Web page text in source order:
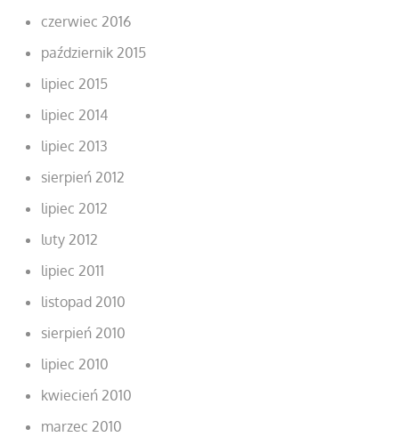
czerwiec 2016
październik 2015
lipiec 2015
lipiec 2014
lipiec 2013
sierpień 2012
lipiec 2012
luty 2012
lipiec 2011
listopad 2010
sierpień 2010
lipiec 2010
kwiecień 2010
marzec 2010